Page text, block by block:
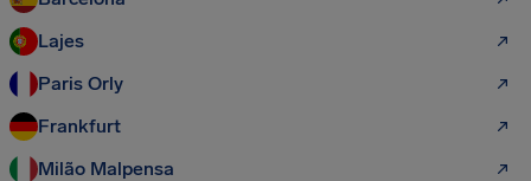
Lajes
Paris Orly
Frankfurt
Milão Malpensa